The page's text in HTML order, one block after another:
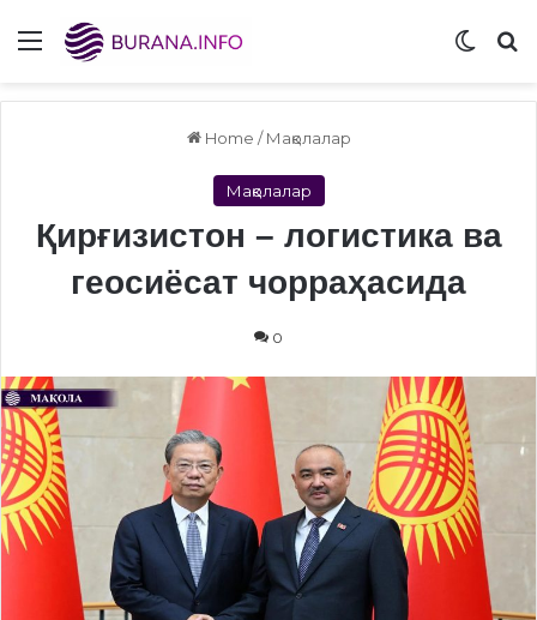
Menu
Home / Мақолалар
Мақолалар
Қирғизистон – логистика ва
геосиёсат чорраҳасида
0